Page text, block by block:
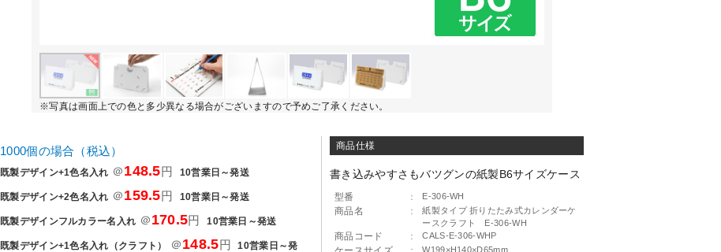
※写真は画面上での色と多少異なる場合がございますので予めご了承ください。
1000個の場合（税込）
既製デザイン+1色名入れ ＠148.5円 10営業日～発送
既製デザイン+2色名入れ ＠159.5円 10営業日～発送
既製デザインフルカラー名入れ ＠170.5円10営業日～発送
既製デザイン+1色名入れ（クラフト） ＠148.5円10営業日～発
商品仕様
書き込みやすさもバツグンの紙製B6サイズケース
型番 ： E-306-WH
商品名 ：
紙製タイプ 折りたたみ式カレンダーケ
ースクラフト E-306-WH
商品コード ： CALS-E-306-WHP
W199×H140×D65mm